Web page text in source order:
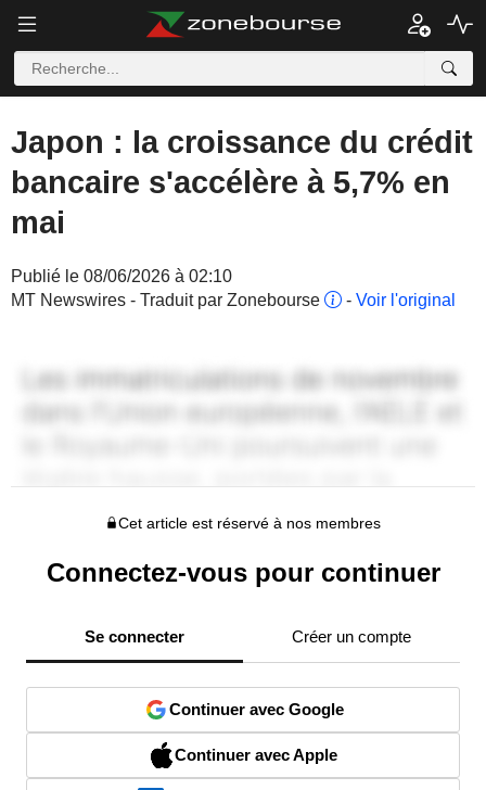
Japon : la croissance du crédit
bancaire s'accélère à 5,7% en
mai
Publié le 08/06/2026 à 02:10
MT Newswires - Traduit par Zonebourse
- Voir l'original
Cet article est réservé à nos membres
Connectez-vous pour continuer
Se connecter Créer un compte
Continuer avec Google
Continuer avec Apple